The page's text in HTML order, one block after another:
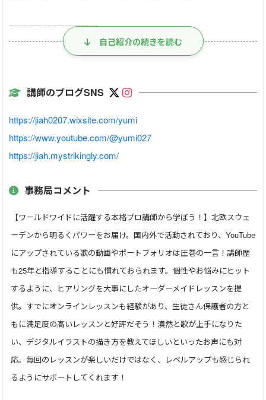
------------------------------
⏰レッスン可能日時⏰
日本時間 ・15時半～深夜1時半頃（夏季）
・週末は応相談
※対応不可能な時がございますので、出来るだけ当日のご予約
はお控え下さい。
※１日にMAX２～３件までお受けしています。それを超えると
（冬）です。
✅お問い合わせのお返事は可能な限り早急に致しますが、タイ
ミングにより時差の関係でお時間頂く場合がございますので
ご了承ください。
「講師について」
【歌】 https://jiah0207.wixsite.com/yumi （HP）
【歌】 https://www.youtube.com/@yumi027 （YouTube）
【イラスト】 https://soakyourheat.wixsite.com/yumi（ポート
自己紹介の続きを読む
講師のブログSNS
https://jiah0207.wixsite.com/yumi
https://www.youtube.com/@yumi027
https://jiah.mystrikingly.com/
事務局コメント
【ワールドワイドに活躍する本格プロ講師から学ぼう！】北欧スウェ
ーデンから明るくパワーをお届け。国内外で活動されており、YouTube
にアップされている歌の動画やポートフォリオは圧巻の一言！講師歴
も25年と指導することにも慣れておられます。個性やお悩みにヒット
するように、ヒアリングを大事にしたオーダーメイドレッスンを提
供。すでにオンラインレッスンも経験があり、生徒さん保護者の方と
もに満足度の高いレッスンと好評だそう！漠然と歌が上手になりた
い、デジタルイラストの描き方を教えてほしいといったお声にも対
応。毎回のレッスンが楽しいだけではなく、レベルアップも感じられ
るようにサポートしてくれます！